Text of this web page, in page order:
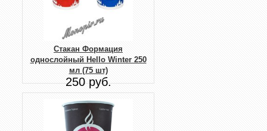
Стакан Формация
однослойный Hello Winter 250
мл (75 шт)
250 руб.